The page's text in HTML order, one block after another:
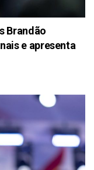
Brandão
e apresenta